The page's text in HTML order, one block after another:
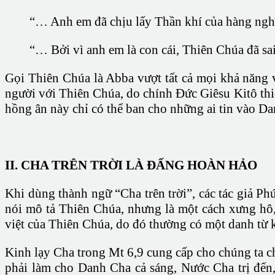
“… Anh em đã chịu lấy Thần khí của hàng
“… Bởi vì anh em là con cái, Thiên Chúa đã
Gọi Thiên Chúa là Abba vượt tất cả mọi khả
người với Thiên Chúa, do chính Đức Giêsu Kitô
hồng ân này chỉ có thể ban cho những ai tin vào
II. CHA TRÊN TRỜI LÀ ĐẤNG HOÀN HẢO
Khi dùng thành ngữ “Cha trên trời”, các tác giả
nói mô tả Thiên Chúa, nhưng là một cách xưng
việt của Thiên Chúa, do đó thường có một danh
Kinh lạy Cha trong Mt 6,9 cung cấp cho chúng ta
phải làm cho Danh Cha cả sáng, Nước Cha trị